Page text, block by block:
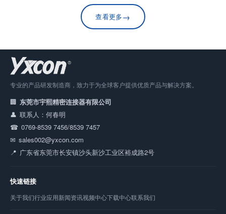
查看更多→
专业的产品研发制造商，致力于为全球客户提供优质产品与解决方案。
东莞市宇熙精密连接器有限公司
联系人：何春明
0769-8539 7456/8539 7457
sales002@yxcon.com
广东省东莞市长安镇沙头新沙工业区裕成路2号
快速链接
关于我们行业应用新闻资讯视频中心下载中心联系我们